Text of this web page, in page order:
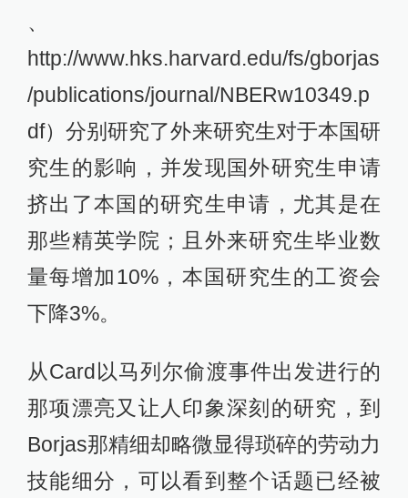
、
http://www.hks.harvard.edu/fs/gborjas
/publications/journal/NBERw10349.p
df）分别研究了外来研究生对于本国研
究生的影响，并发现国外研究生申请
挤出了本国的研究生申请，尤其是在
那些精英学院；且外来研究生毕业数
量每增加10%，本国研究生的工资会
下降3%。
从Card以马列尔偷渡事件出发进行的
那项漂亮又让人印象深刻的研究，到
Borjas那精细却略微显得琐碎的劳动力
技能细分，可以看到整个话题已经被